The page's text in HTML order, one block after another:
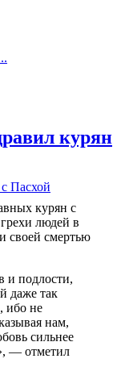
курян
курян с
людей в
своей смертью
и подлости,
даже так
ибо не
нам,
сильнее
— отметил